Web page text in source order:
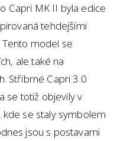
Capri MK II byla edice
tehdejšími
model se
ale také na
Stříbrné Capri 3.0
se totiž objevily v
kde se staly symbolem
jsou s postavami